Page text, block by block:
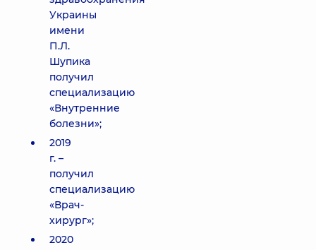
Украины
имени
П.Л.
Шупика
получил
специализацию
«Внутренние
болезни»;
2019
г. –
получил
специализацию
«Врач-
хирург»;
2020